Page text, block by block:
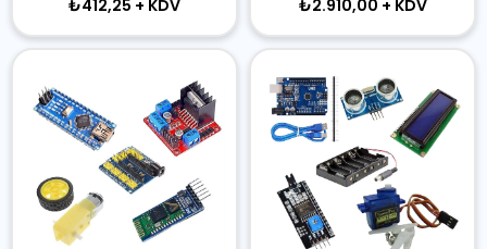
₺412,25 + KDV ₺2.910,00 + KDV